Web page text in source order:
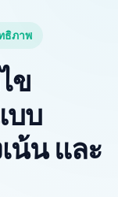
ธิภาพ
ข
บบ
น้น และ